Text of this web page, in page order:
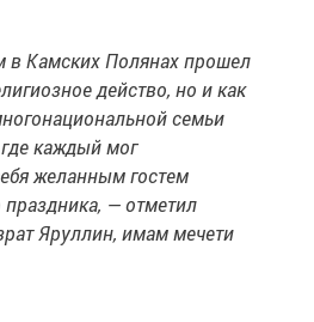
в Камских Полянах прошел
действо, но и как
семьи
каждый мог
желанным гостем
— отметил
Яруллин, имам мечети